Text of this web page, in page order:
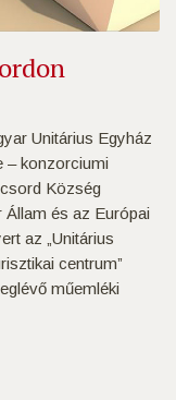
Unitárius Egyház
– konzorciumi
Község
és az Európai
az „Unitárius
centrum”
műemléki